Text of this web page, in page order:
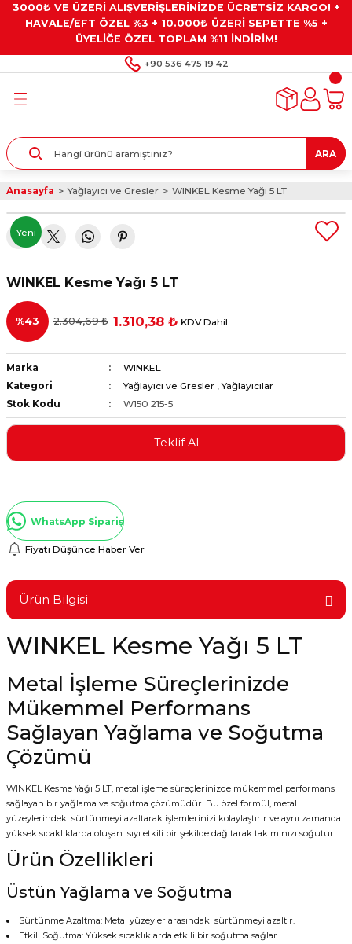
3000₺ VE ÜZERİ ALIŞVERİŞLERİNİZDE ÜCRETSİZ KARGO! +
HAVALE/EFT ÖZEL %3 + 10.000₺ ÜZERİ SEPETTE %5 +
ÜYELİĞE ÖZEL TOPLAM %11 İNDİRİM!
+90 536 475 19 42
Geri Dön
Geri Dön
Geri Dön
Gresler
Geri Dön
Alet Setleri
ve Multimetreler
ve Penseler
Atölye Aletleri
Geri Dön
Taşları ve
ARA
Anasayfa Yağlayıcı ve Gresler WINKEL Kesme Yağı 5 LT
Yeni
WINKEL Kesme Yağı 5 LT
%43 2.304,69 ₺ 1.310,38 ₺ KDV Dahil
Marka
WINKEL
Kategori
Yağlayıcı ve Gresler ,Yağlayıcılar
Stok Kodu
W150 215-5
Teklif Al
WhatsApp Sipariş
Fiyatı Düşünce Haber Ver
Ürün Bilgisi
WINKEL Kesme Yağı 5 LT
Metal İşleme Süreçlerinizde
Mükemmel Performans
Sağlayan Yağlama ve Soğutma
Çözümü
WINKEL Kesme Yağı 5 LT, metal işleme süreçlerinizde mükemmel performans
sağlayan bir yağlama ve soğutma çözümüdür. Bu özel formül, metal
yüzeylerindeki sürtünmeyi azaltarak işlemlerinizi kolaylaştırır ve aynı zamanda
yüksek sıcaklıklarda oluşan ısıyı etkili bir şekilde dağıtarak takımınızı soğutur.
Ürün Özellikleri
Üstün Yağlama ve Soğutma
Sürtünme Azaltma: Metal yüzeyler arasındaki sürtünmeyi azaltır.
Etkili Soğutma: Yüksek sıcaklıklarda etkili bir soğutma sağlar.